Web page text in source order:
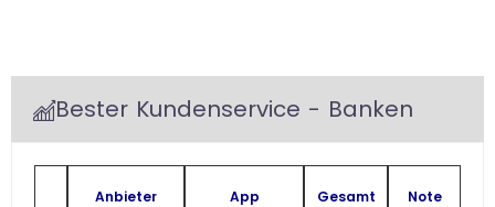
Bester Kundenservice - Banken
Anbieter App Gesamt Note